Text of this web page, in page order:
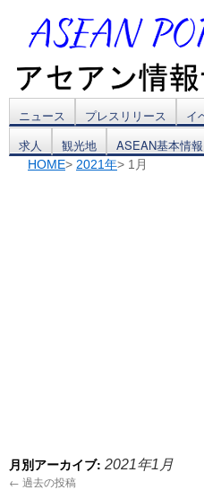
コ
ン
ニュース プレスリリース イ
求人
観光地 ASEAN基本情報
HOME> 2021年> 1月
月別アーカイブ: 2021年1月
← 過去の投稿